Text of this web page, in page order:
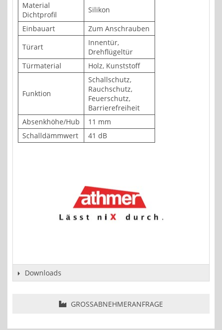
Material
Dichtprofil
Silikon
Einbauart
Zum Anschrauben
Türart
Innentür,
Drehflügeltür
Türmaterial
Holz, Kunststoff
Funktion
Schallschutz,
Rauchschutz,
Feuerschutz,
Barrierefreiheit
Absenkhöhe/Hub
11 mm
Schalldämmwert
41 dB
Downloads
GROSSABNEHMERANFRAGE